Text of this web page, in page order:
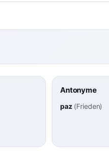
Antonyme
paz(Frieden)